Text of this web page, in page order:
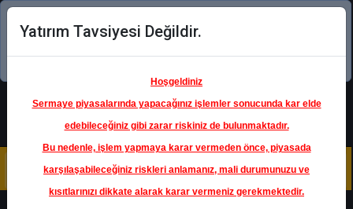
Şimdi uygulamayı indirin!
Yatırım Tavsiyesi Değildir.
Hoşgeldiniz
Sermaye piyasalarında yapacağınız işlemler sonucunda kar elde
edebileceğiniz gibi zarar riskiniz de bulunmaktadır.
Bu nedenle, işlem yapmaya karar vermeden önce, piyasada
karşılaşabileceğiniz riskleri anlamanız, mali durumunuzu ve
kısıtlarınızı dikkate alarak karar vermeniz gerekmektedir.